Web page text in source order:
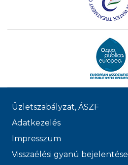
Üzletszabályzat, ÁSZF
Adatkezelés
Impresszum
Visszaélési gyanú bejelentése